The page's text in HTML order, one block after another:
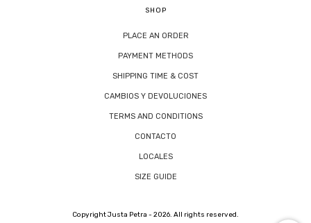
SHOP
PLACE AN ORDER
PAYMENT METHODS
SHIPPING TIME & COST
CAMBIOS Y DEVOLUCIONES
TERMS AND CONDITIONS
CONTACTO
LOCALES
SIZE GUIDE
Copyright Justa Petra - 2026. All rights reserved.